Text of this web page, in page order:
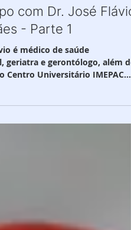
com Dr. José Flávio
- Parte 1
é médico de saúde
geriatra e gerontólogo, além de
Centro Universitário IMEPAC.